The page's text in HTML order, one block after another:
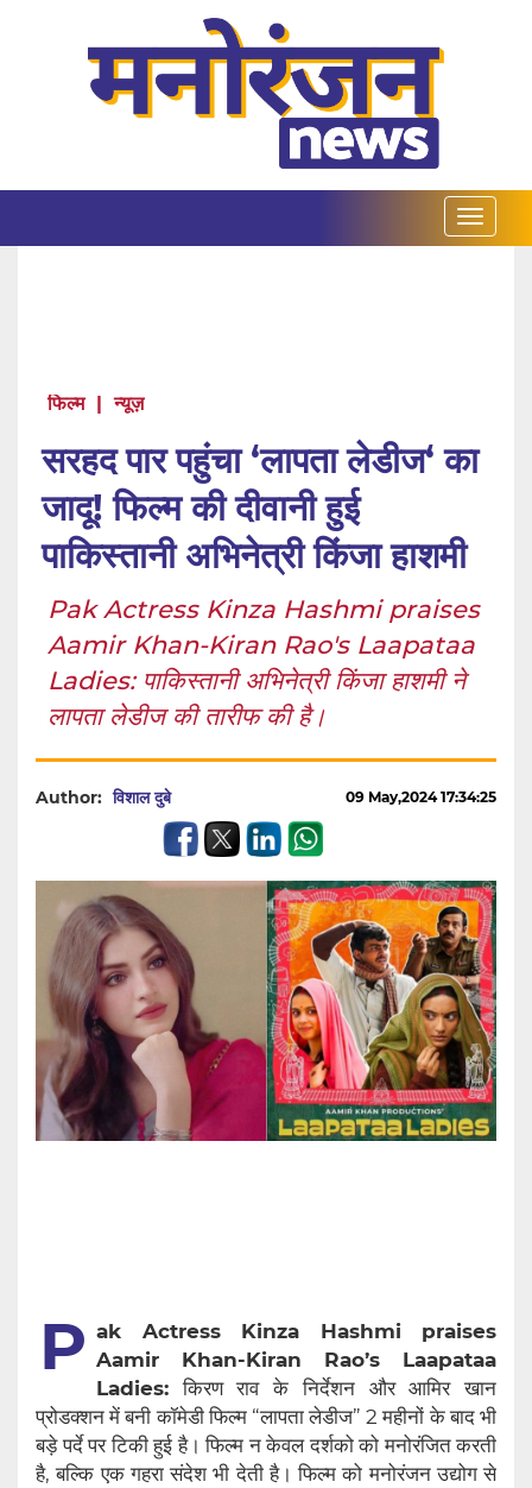
फिल्म | न्यूज़
सरहद पार पहुंचा ‘लापता लेडीज‘ का
जादू! फिल्म की दीवानी हुई
पाकिस्तानी अभिनेत्री किंजा हाशमी
Pak Actress Kinza Hashmi praises
Aamir Khan-Kiran Rao's Laapataa
Ladies: पाकिस्तानी अभिनेत्री किंजा हाशमी ने
लापता लेडीज की तारीफ की है।
Author: विशाल दुबे 09 May,2024 17:34:25
P ak Actress Kinza Hashmi praises
Aamir Khan-Kiran Rao’s Laapataa
Ladies: किरण राव के निर्देशन और आमिर खान
प्रोडक्शन में बनी कॉमेडी फिल्म “लापता लेडीज” 2 महीनों के बाद भी
बड़े पर्दे पर टिकी हुई है। फिल्म न केवल दर्शको को मनोरंजित करती
है, बल्कि एक गहरा संदेश भी देती है। फिल्म को मनोरंजन उद्योग से